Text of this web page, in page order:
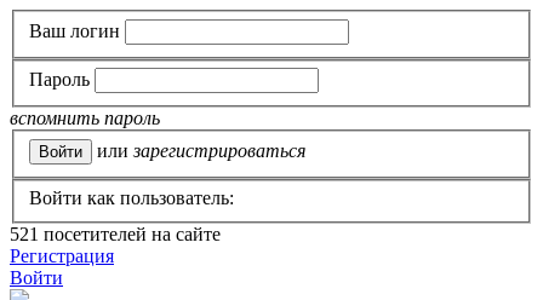
Ваш логин
Пароль
вспомнить пароль
или зарегистрироваться
Войти как пользователь:
521 посетителей на сайте
Регистрация
Войти